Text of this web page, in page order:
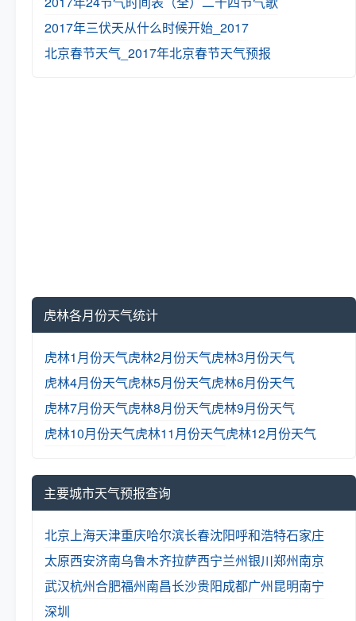
2017年三伏天从什么时候开始_2017
北京春节天气_2017年北京春节天气预报
虎林各月份天气统计
虎林1月份天气虎林2月份天气虎林3月份天气
虎林4月份天气虎林5月份天气虎林6月份天气
虎林7月份天气虎林8月份天气虎林9月份天气
虎林10月份天气虎林11月份天气虎林12月份天气
主要城市天气预报查询
北京上海天津重庆哈尔滨长春沈阳呼和浩特石家庄
太原西安济南乌鲁木齐拉萨西宁兰州银川郑州南京
武汉杭州合肥福州南昌长沙贵阳成都广州昆明南宁
深圳